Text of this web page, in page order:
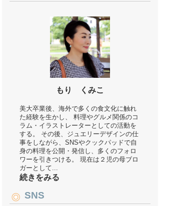
もり くみこ
美大卒業後、海外で多くの食文化に触れ
た経験を生かし、 料理やグルメ関係のコ
ラム・イラストレーターとしての活動を
する。 その後、ジュエリーデザインの仕
事をしながら、SNSやクックパッドで自
身の料理を公開・発信し、多くのフォロ
ワーを引きつける。 現在は２児の母ブロ
ガーとして...
続きをみる
SNS